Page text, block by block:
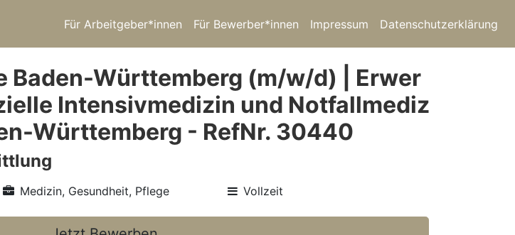
Für Arbeitgeber*innen Für Bewerber*innen Impressum Datenschutzerklärung
Baden-Württemberg (m/w/d) | Erwer
Intensivmedizin und Notfallmediz
Württemberg - RefNr. 30440
Medizin, Gesundheit, Pflege Vollzeit